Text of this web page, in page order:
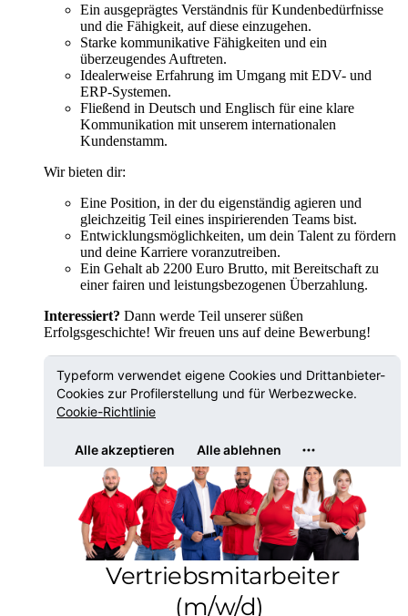
Ein ausgeprägtes Verständnis für Kundenbedürfnisse
und die Fähigkeit, auf diese einzugehen.
Starke kommunikative Fähigkeiten und ein
überzeugendes Auftreten.
Idealerweise Erfahrung im Umgang mit EDV- und
ERP-Systemen.
Fließend in Deutsch und Englisch für eine klare
Kommunikation mit unserem internationalen
Kundenstamm.
Wir bieten dir:
Eine Position, in der du eigenständig agieren und
gleichzeitig Teil eines inspirierenden Teams bist.
Entwicklungsmöglichkeiten, um dein Talent zu fördern
und deine Karriere voranzutreiben.
Ein Gehalt ab 2200 Euro Brutto, mit Bereitschaft zu
einer fairen und leistungsbezogenen Überzahlung.
Interessiert? Dann werde Teil unserer süßen
Erfolgsgeschichte! Wir freuen uns auf deine Bewerbung!